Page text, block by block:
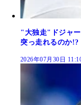
"大独走"ドジャ
突っ走れるのか!?
2026年07月30日